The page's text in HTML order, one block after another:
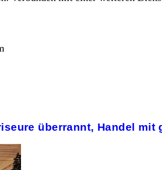
überrannt, Handel mit